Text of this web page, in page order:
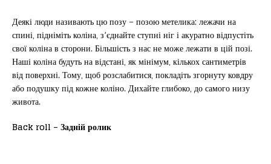
Деякі люди називають цю позу – позою метелика: лежачи на
спині, підніміть коліна, з’єднайте ступні ніг і акуратно відпустіть
свої коліна в сторони. Більшість з нас не може лежати в цій позі.
Наші коліна будуть на відстані, як мінімум, кількох сантиметрів
від поверхні. Тому, щоб розслабитися, покладіть згорнуту ковдру
або подушку під кожне коліно. Дихайте глибоко, до самого низу
живота.
Back roll – Задній ролик